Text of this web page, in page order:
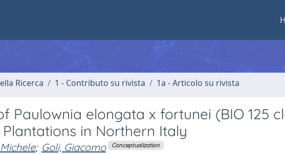
Ricerca 1 - Contributo su rivista 1a - Articolo su rivista
Paulownia elongata x fortunei (BIO 125
in Northern Italy
; Goli, Giacomo Conceptualization